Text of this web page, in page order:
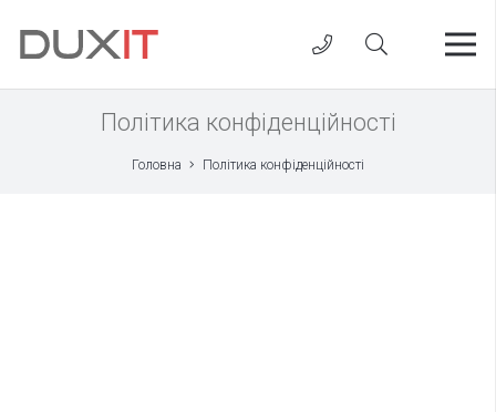
Політика конфіденційності
Головна Політика конфіденційності